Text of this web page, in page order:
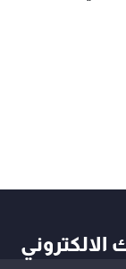
الالكتروني